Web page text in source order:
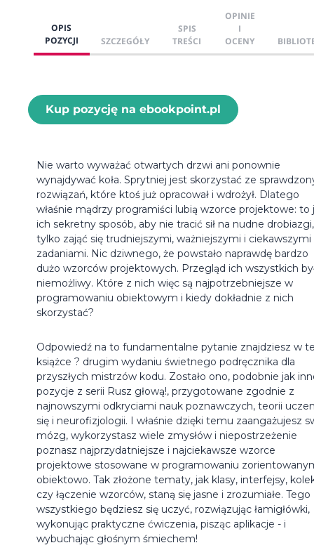
OPIS
POZYCJI
SZCZEGÓŁY
SPIS
TREŚCI
OPINIE
I
OCENY
Kup pozycję na ebookpoint.pl
Nie warto wyważać otwartych drzwi ani ponownie
wynajdywać koła. Sprytniej jest skorzystać ze
rozwiązań, które ktoś już opracował i wdrożył. Dlatego
właśnie mądrzy programiści lubią wzorce projektowe: to
ich sekretny sposób, aby nie tracić sił na nudne drobiazgi,
tylko zająć się trudniejszymi, ważniejszymi i ciekawszymi
zadaniami. Nic dziwnego, że powstało naprawdę bardzo
dużo wzorców projektowych. Przegląd ich wszystkich
niemożliwy. Które z nich więc są najpotrzebniejsze w
programowaniu obiektowym i kiedy dokładnie z nich
skorzystać?
Odpowiedź na to fundamentalne pytanie znajdziesz w
książce ? drugim wydaniu świetnego podręcznika dla
przyszłych mistrzów kodu. Zostało ono, podobnie jak
pozycje z serii Rusz głową!, przygotowane zgodnie z
najnowszymi odkryciami nauk poznawczych, teorii
się i neurofizjologii. I właśnie dzięki temu zaangażujesz
mózg, wykorzystasz wiele zmysłów i niepostrzeżenie
poznasz najprzydatniejsze i najciekawsze wzorce
projektowe stosowane w programowaniu
obiektowo. Tak złożone tematy, jak klasy, interfejsy,
czy łączenie wzorców, staną się jasne i zrozumiałe. Tego
wszystkiego będziesz się uczyć, rozwiązując łamigłówki,
wykonując praktyczne ćwiczenia, pisząc aplikacje - i
wybuchając głośnym śmiechem!